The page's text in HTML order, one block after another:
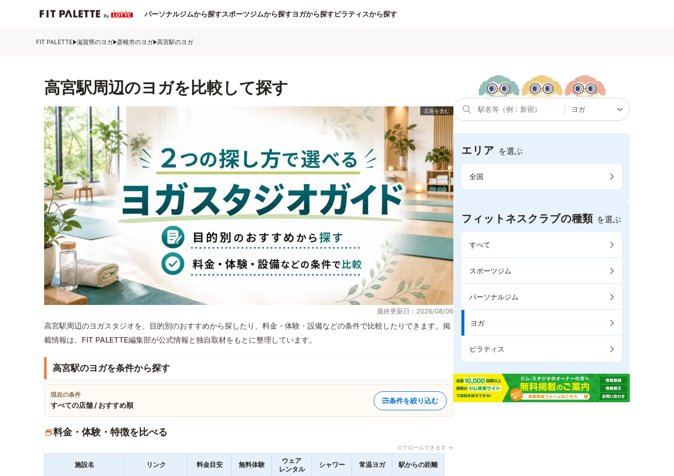
パーソナルジムから探すスポーツジムから探すヨガから探すピラティスから探す
FIT PALETTE 滋賀県のヨガ 彦根市のヨガ 高宮駅のヨガ
高宮駅周辺のヨガを比較して探す
最終更新日：2026/08/06
高宮駅周辺のヨガスタジオを、目的別のおすすめから探したり、料金・体験・設備などの条件で比較したりできます。掲
載情報は、FIT PALETTE編集部が公式情報と独自取材をもとに整理しています。
高宮駅のヨガを条件から探す
現在の条件
すべての店舗 / おすすめ順
条件を絞り込む
料金・体験・特徴を比べる
スクロールできます →
施設名 リンク 料金目安 無料体験
ウェア
レンタル
シャワー 常温ヨガ 駅からの距離
エリア を選ぶ
全国
フィットネスクラブの種類 を選ぶ
すべて
スポーツジム
パーソナルジム
ヨガ
ピラティス